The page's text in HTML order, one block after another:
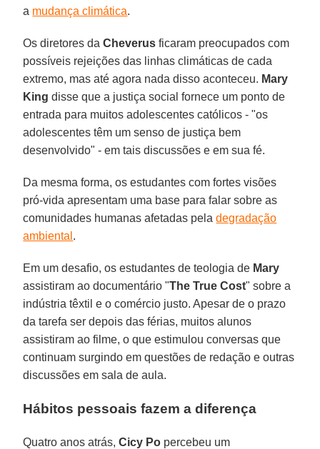
a mudança climática.
Os diretores daCheverus ficaram preocupados com
possíveis rejeições das linhas climáticas de cada
extremo, mas até agora nada disso aconteceu. Mary
King disse que a justiça social fornece um ponto de
entrada para muitos adolescentes católicos - "os
adolescentes têm um senso de justiça bem
desenvolvido" - em tais discussões e em sua fé.
Da mesma forma, os estudantes com fortes visões
pró-vida apresentam uma base para falar sobre as
comunidades humanas afetadas peladegradação
ambiental .
Em um desafio, os estudantes de teologia de Mary
assistiram ao documentário "The True Cost" sobre a
indústria têxtil e o comércio justo. Apesar de o prazo
da tarefa ser depois das férias, muitos alunos
assistiram ao filme, o que estimulou conversas que
continuam surgindo em questões de redação e outras
discussões em sala de aula.
Hábitos pessoais fazem a diferença
Quatro anos atrás,Cicy Po percebeu um